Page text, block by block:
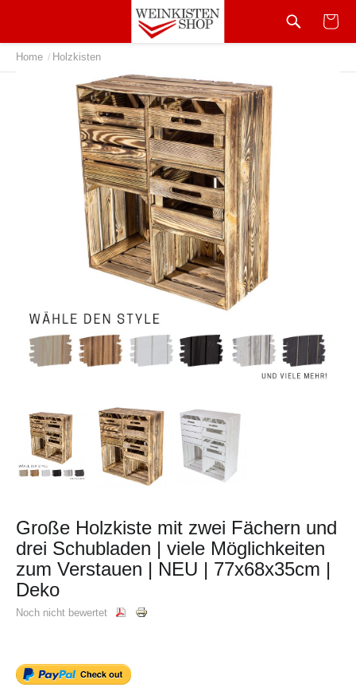
Home / Holzkisten
Große Holzkiste mit zwei Fächern und
drei Schubladen | viele Möglichkeiten
zum Verstauen | NEU | 77x68x35cm |
Deko
Noch nicht bewertet